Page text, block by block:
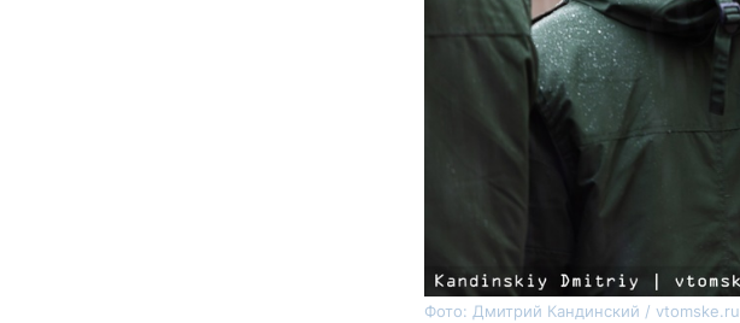
Фото: Дмитрий Кандинский / vtomske.ru